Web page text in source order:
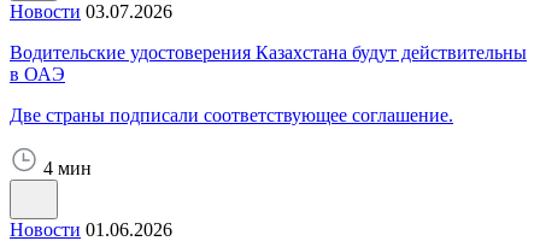
Новости 03.07.2026
Водительские удостоверения Казахстана будут действительны
в ОАЭ
Две страны подписали соответствующее соглашение.
4 мин
Новости 01.06.2026